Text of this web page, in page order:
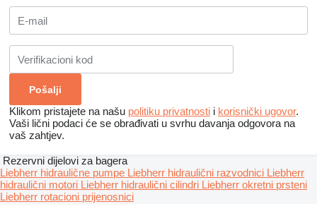
Klikom pristajete na našu politiku privatnosti i korisnički ugovor.
Vaši lični podaci će se obrađivati ​​u svrhu davanja odgovora na
vaš zahtjev.
Rezervni dijelovi za bagerа
Liebherr hidraulične pumpe Liebherr hidraulični razvodnici Liebherr
hidraulični motori Liebherr hidraulični cilindri Liebherr okretni prsteni
Liebherr rotacioni prijenosnici